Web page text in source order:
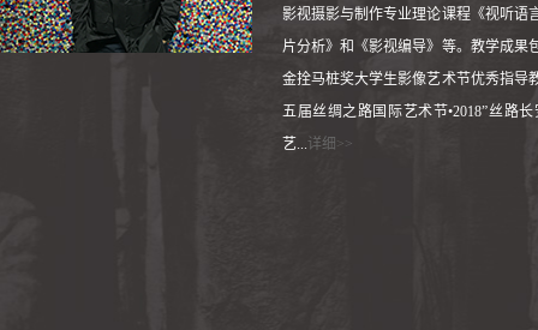
影视摄影与制作专业理论课程《视听语
片分析》和《影视编导》等。教学成果
金拴马桩奖大学生影像艺术节优秀指导
五届丝绸之路国际艺术节•2018”丝路
艺...详细>>